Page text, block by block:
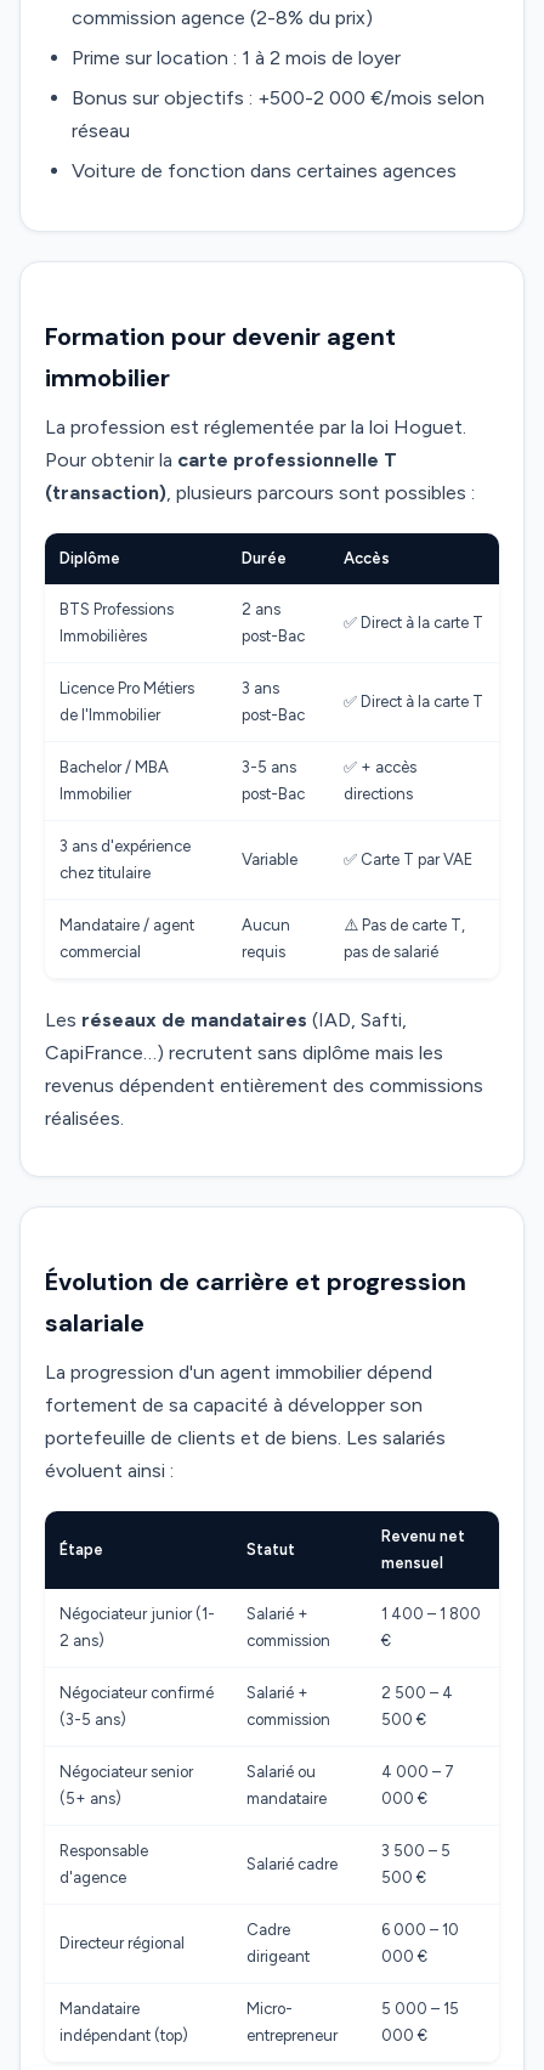
commission agence (2-8% du prix)
Prime sur location : 1 à 2 mois de loyer
Bonus sur objectifs : +500-2 000 €/mois selon
réseau
Voiture de fonction dans certaines agences
Formation pour devenir agent
immobilier
La profession est réglementée par la loi Hoguet.
Pour obtenir la carte professionnelle T
(transaction), plusieurs parcours sont possibles :
Diplôme Durée Accès
BTS Professions
Immobilières
2 ans
post-Bac
✅ Direct à la carte T
Licence Pro Métiers
de l'Immobilier
3 ans
post-Bac
✅ Direct à la carte T
Bachelor / MBA
Immobilier
3-5 ans
post-Bac
✅ + accès
directions
3 ans d'expérience
chez titulaire
Variable ✅ Carte T par VAE
Mandataire / agent
commercial
Aucun
requis
⚠️ Pas de carte T,
pas de salarié
Les réseaux de mandataires (IAD, Safti,
CapiFrance…) recrutent sans diplôme mais les
revenus dépendent entièrement des commissions
réalisées.
Évolution de carrière et progression
salariale
La progression d'un agent immobilier dépend
fortement de sa capacité à développer son
portefeuille de clients et de biens. Les salariés
évoluent ainsi :
Étape Statut
Revenu net
mensuel
Négociateur junior (1-
2 ans)
Salarié +
commission
1 400 – 1 800
€
Négociateur confirmé
(3-5 ans)
Salarié +
commission
2 500 – 4
500 €
Négociateur senior
(5+ ans)
Salarié ou
mandataire
4 000 – 7
000 €
Responsable
d'agence
Salarié cadre
3 500 – 5
500 €
Directeur régional
Cadre
dirigeant
6 000 – 10
000 €
Mandataire
indépendant (top)
Micro-
entrepreneur
5 000 – 15
000 €